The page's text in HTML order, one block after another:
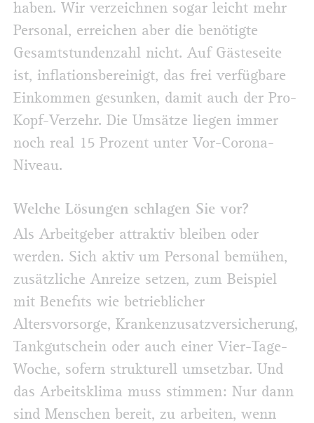
haben. Wir verzeichnen sogar leicht mehr
Personal, erreichen aber die benötigte
Gesamtstundenzahl nicht. Auf Gästeseite
ist, inflationsbereinigt, das frei verfügbare
Einkommen gesunken, damit auch der Pro-
Kopf-Verzehr. Die Umsätze liegen immer
noch real 15 Prozent unter Vor-Corona-
Niveau.
Welche Lösungen schlagen Sie vor?
Als Arbeitgeber attraktiv bleiben oder
werden. Sich aktiv um Personal bemühen,
zusätzliche Anreize setzen, zum Beispiel
mit Benefits wie betrieblicher
Altersvorsorge, Krankenzusatzversicherung,
Tankgutschein oder auch einer Vier-Tage-
Woche, sofern strukturell umsetzbar. Und
das Arbeitsklima muss stimmen: Nur dann
sind Menschen bereit, zu arbeiten, wenn